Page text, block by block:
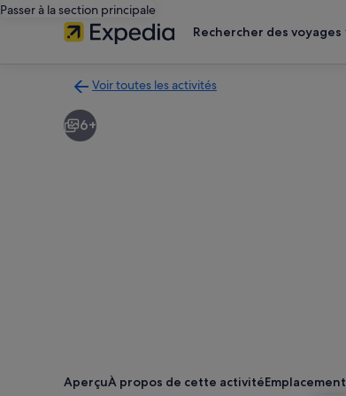
Passer à la section principale
Rechercher des voyages
Voir toutes les activités
à
la
6+
AperçuÀ propos de cette activitéEmplacement